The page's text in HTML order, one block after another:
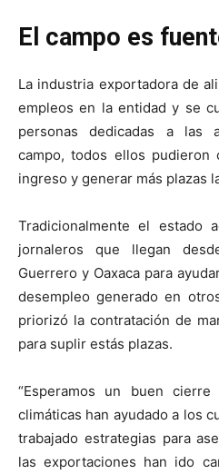
El campo es
La industria exportadora de
empleos en la entidad y se
personas dedicadas a las
campo, todos ellos pudieron
ingreso y generar más plazas
Tradicionalmente el estado
jornaleros que llegan
Guerrero y Oaxaca para
desempleo generado en
priorizó la contratación de
para suplir estás plazas.
“Esperamos un buen
climáticas han ayudado a los
trabajado estrategias para
las exportaciones han ido